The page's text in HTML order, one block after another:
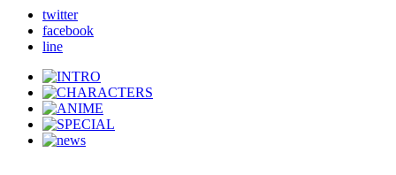
twitter
facebook
line